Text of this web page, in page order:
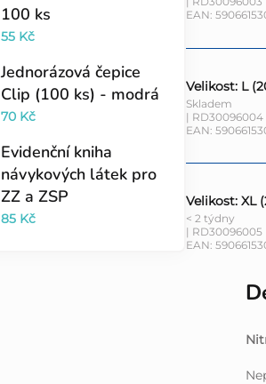
100 ks
55 Kč
Jednorázová čepice
Clip (100 ks) - modrá
70 Kč
Evidenční kniha
návykových látek pro
ZZ a ZSP
85 Kč
EAN:
Velikost: L
Skladem
| RD30096004
EAN:
Velikost: XL
< 2 týdny
| RD30096005
EAN: